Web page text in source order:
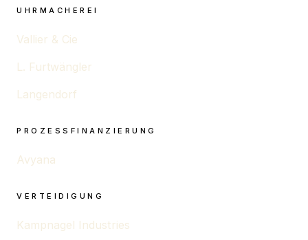
UHRMACHEREI
Vallier & Cie
L. Furtwängler
Langendorf
PROZESSFINANZIERUNG
Avyana
VERTEIDIGUNG
Kampnagel Industries